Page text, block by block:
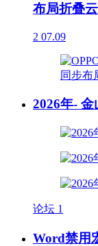
布局折叠
2 07.09
2026年-
论坛 1
Word禁用